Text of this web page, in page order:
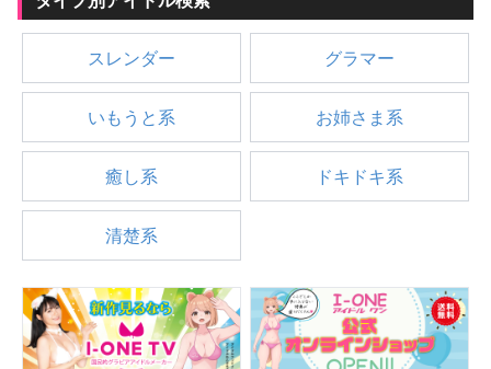
スレンダー グラマー
いもうと系 お姉さま系
癒し系 ドキドキ系
清楚系